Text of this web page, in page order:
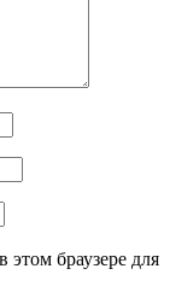
этом браузере для